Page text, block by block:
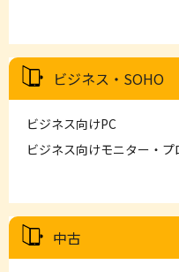
ビジネス・SOHO
ビジネス向けPC
ビジネス向けモニター・プ
中古